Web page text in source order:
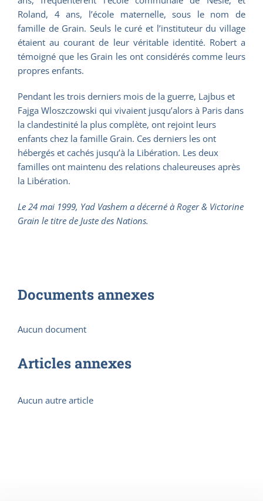
Roland, 4 ans, l’école maternelle, sous le nom de
famille de Grain. Seuls le curé et l’instituteur du village
étaient au courant de leur véritable identité. Robert a
témoigné que les Grain les ont considérés comme leurs
propres enfants.
Pendant les trois derniers mois de la guerre, Lajbus et
Fajga Wloszczowski qui vivaient jusqu’alors à Paris dans
la clandestinité la plus complète, ont rejoint leurs
enfants chez la famille Grain. Ces derniers les ont
hébergés et cachés jusqu’à la Libération. Les deux
familles ont maintenu des relations chaleureuses après
la Libération.
Le 24 mai 1999, Yad Vashem a décerné à Roger & Victorine
Grain le titre de Juste des Nations.
Documents annexes
Aucun document
Articles annexes
Aucun autre article